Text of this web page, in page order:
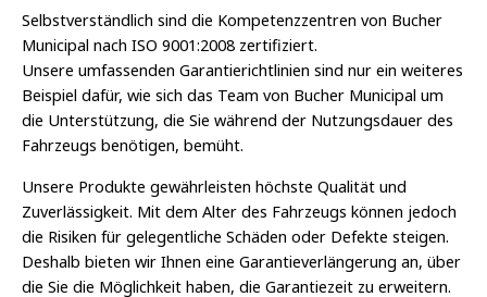
Selbstverständlich sind die Kompetenzzentren von Bucher
Municipal nach ISO 9001:2008 zertifiziert.
Unsere umfassenden Garantierichtlinien sind nur ein weiteres
Beispiel dafür, wie sich das Team von Bucher Municipal um
die Unterstützung, die Sie während der Nutzungsdauer des
Fahrzeugs benötigen, bemüht.
Unsere Produkte gewährleisten höchste Qualität und
Zuverlässigkeit. Mit dem Alter des Fahrzeugs können jedoch
die Risiken für gelegentliche Schäden oder Defekte steigen.
Deshalb bieten wir Ihnen eine Garantieverlängerung an, über
die Sie die Möglichkeit haben, die Garantiezeit zu erweitern.